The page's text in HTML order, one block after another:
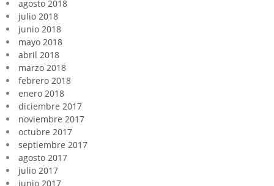
agosto 2018
julio 2018
junio 2018
mayo 2018
abril 2018
marzo 2018
febrero 2018
enero 2018
diciembre 2017
noviembre 2017
octubre 2017
septiembre 2017
agosto 2017
julio 2017
junio 2017